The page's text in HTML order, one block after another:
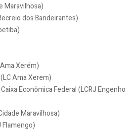
Maravilhosa)
dos Bandeirantes)
Xerém)
Ama Xerem)
Econômica Federal (LCRJ Engenho
Maravilhosa)